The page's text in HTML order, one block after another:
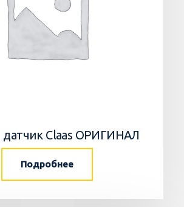
датчик Claas ОРИГИНАЛ
Подробнее